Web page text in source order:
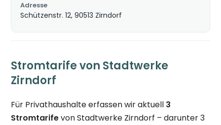
Adresse
Schützenstr. 12, 90513 Zirndorf
Stromtarife von Stadtwerke
Zirndorf
Für Privathaushalte erfassen wir aktuell 3
Stromtarifevon Stadtwerke Zirndorf – darunter 3